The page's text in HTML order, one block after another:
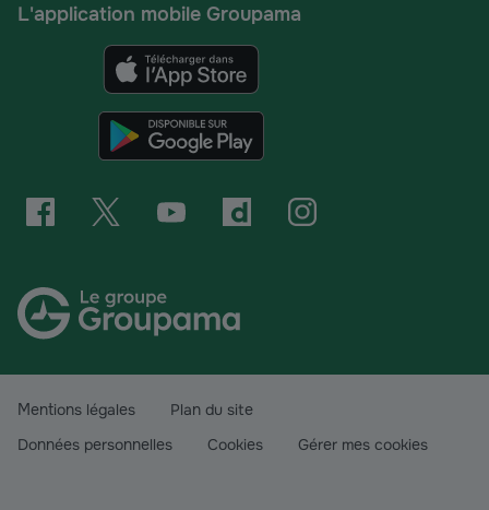
L'application mobile Groupama
Mentions légales
Plan du site
Données personnelles
Cookies Gérer mes cookies